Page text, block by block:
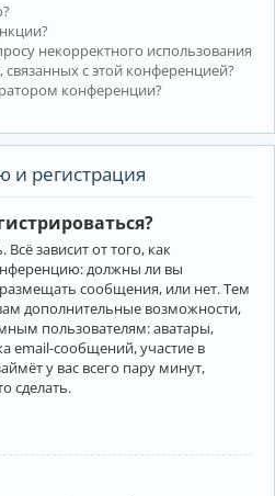
некорректного использования
с этой конференцией?
конференции?
и регистрация
зависит от того, как
должны ли вы
сообщения, или нет. Тем
дополнительные возможности,
пользователям: аватары,
email-сообщений, участие в
у вас всего пару минут,
сделать.